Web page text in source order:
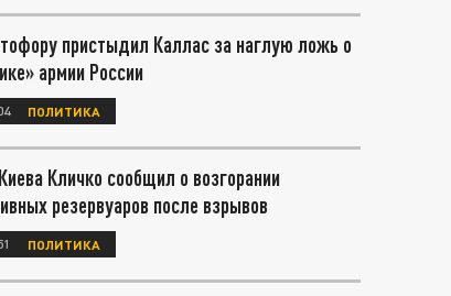
пристыдил Каллас за наглую ложь о
армии России
ПОЛИТИКА
Кличко сообщил о возгорании
резервуаров после взрывов
ПОЛИТИКА